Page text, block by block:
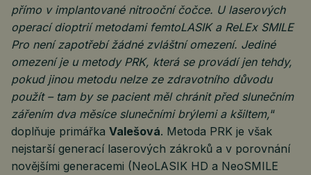
přímo v implantované nitrooční čočce. U laserových
operací dioptrií metodami femtoLASIK a ReLEx SMILE
Pro není zapotřebí žádné zvláštní omezení. Jediné
omezení je u metody PRK, která se provádí jen tehdy,
pokud jinou metodu nelze ze zdravotního důvodu
použít – tam by se pacient měl chránit před slunečním
zářením dva měsíce slunečními brýlemi a kšiltem,“
doplňuje primářka Valešová. Metoda PRK je však
nejstarší generací laserových zákroků a v porovnání
novějšími generacemi (NeoLASIK HD a NeoSMILE